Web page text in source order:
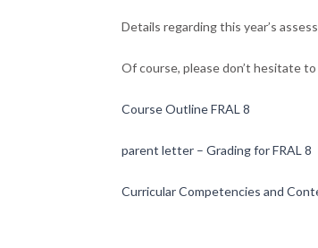
Details regarding this year’s
Of course, please don’t hesitate
Course Outline FRAL 8
parent letter – Grading for FRAL 8
Curricular Competencies and